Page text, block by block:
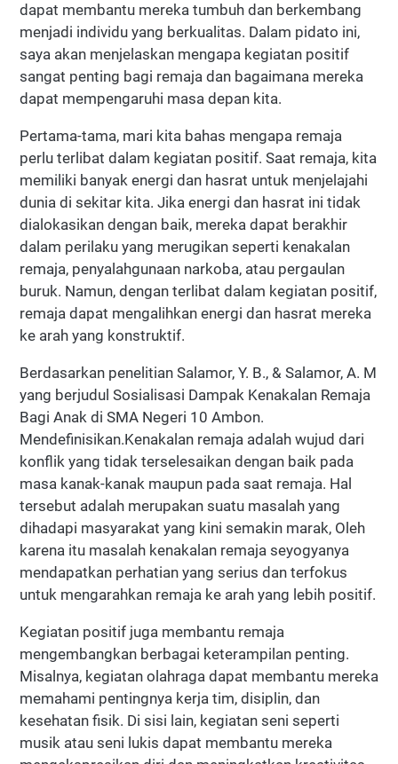
dapat membantu mereka tumbuh dan berkembang
menjadi individu yang berkualitas. Dalam pidato ini,
saya akan menjelaskan mengapa kegiatan positif
sangat penting bagi remaja dan bagaimana mereka
dapat mempengaruhi masa depan kita.
Pertama-tama, mari kita bahas mengapa remaja
perlu terlibat dalam kegiatan positif. Saat remaja, kita
memiliki banyak energi dan hasrat untuk menjelajahi
dunia di sekitar kita. Jika energi dan hasrat ini tidak
dialokasikan dengan baik, mereka dapat berakhir
dalam perilaku yang merugikan seperti kenakalan
remaja, penyalahgunaan narkoba, atau pergaulan
buruk. Namun, dengan terlibat dalam kegiatan positif,
remaja dapat mengalihkan energi dan hasrat mereka
ke arah yang konstruktif.
Berdasarkan penelitian Salamor, Y. B., & Salamor, A. M
yang berjudul Sosialisasi Dampak Kenakalan Remaja
Bagi Anak di SMA Negeri 10 Ambon.
Mendefinisikan.Kenakalan remaja adalah wujud dari
konflik yang tidak terselesaikan dengan baik pada
masa kanak-kanak maupun pada saat remaja. Hal
tersebut adalah merupakan suatu masalah yang
dihadapi masyarakat yang kini semakin marak, Oleh
karena itu masalah kenakalan remaja seyogyanya
mendapatkan perhatian yang serius dan terfokus
untuk mengarahkan remaja ke arah yang lebih positif.
Kegiatan positif juga membantu remaja
mengembangkan berbagai keterampilan penting.
Misalnya, kegiatan olahraga dapat membantu mereka
memahami pentingnya kerja tim, disiplin, dan
kesehatan fisik. Di sisi lain, kegiatan seni seperti
musik atau seni lukis dapat membantu mereka